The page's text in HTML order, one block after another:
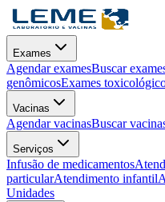
Exames
Agendar examesBuscar
genômicosExames
Vacinas
Agendar vacinasBuscar
Serviços
Infusão de medicamentos
particularAtendimento infantil
Unidades